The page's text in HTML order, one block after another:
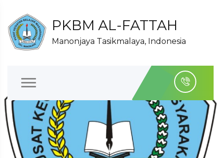
PKBM AL-FATTAH
Manonjaya Tasikmalaya, Indonesia